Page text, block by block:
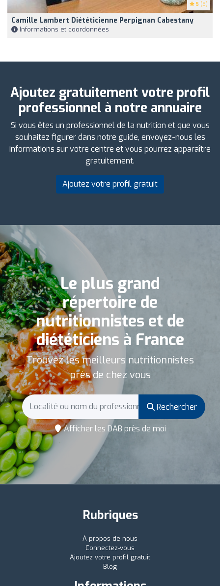
5 (5)
Camille Lambert Diététicienne Perpignan Cabestany
Informations et coordonnées
Ajoutez gratuitement votre profil
professionnel à notre annuaire
Si vous êtes un professionnel de la nutrition et que vous
souhaitez figurer dans notre guide, envoyez-nous les
informations sur votre centre et vous pourrez apparaître
gratuitement.
Ajoutez votre profil gratuit
Le plus grand
répertoire de
nutritionnistes et de
diététiciens à France
Trouvez les meilleurs nutritionnistes
près de chez vous
Rechercher
Afficher les DAB près de moi
Rubriques
À propos de nous
Connectez-vous
Ajoutez votre profil gratuit
Blog